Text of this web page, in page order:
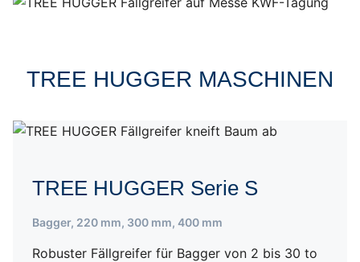
TREE HUGGER MASCHINEN
TREE HUGGER Serie S
Bagger, 220 mm, 300 mm, 400 mm
Robuster Fällgreifer für Bagger von 2 bis 30 to